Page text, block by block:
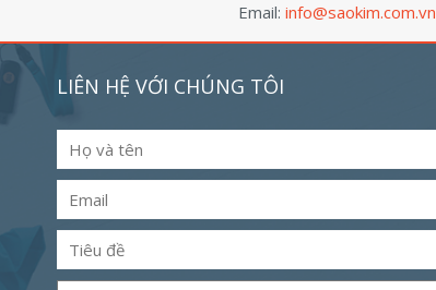
Email:info@saokim.com.vn
LIÊN HỆ VỚI CHÚNG TÔI